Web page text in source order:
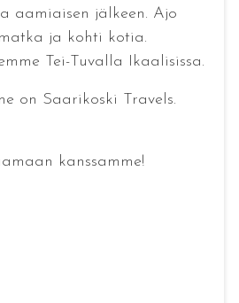
aamiaisen jälkeen. Ajo
ja kohti kotia.
Tei-Tuvalla Ikaalisissa.
on Saarikoski Travels.
kanssamme!